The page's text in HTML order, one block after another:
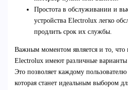
Простота в обслуживании и
устройства Electrolux легко
продлить срок их службы.
Важным моментом является и то, что
Electrolux имеют различные
Это позволяет каждому
которая станет идеальным выбором